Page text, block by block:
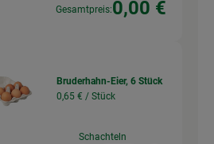
Gesamtpreis:0,00 €
Bruderhahn-Eier, 6 Stück
0,65 € / Stück
Schachteln